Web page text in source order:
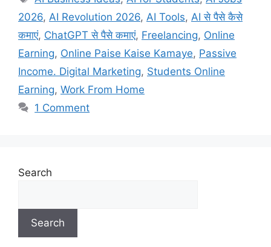
2026, AI Revolution 2026, AI Tools, AI से पैसे कैसे
कमाएं, ChatGPT से पैसे कमाएं, Freelancing, Online
Earning, Online Paise Kaise Kamaye, Passive
Income. Digital Marketing, Students Online
Earning, Work From Home
1 Comment
Search
Search